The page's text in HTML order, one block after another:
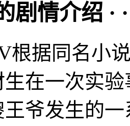
情介绍 · ·
据同名小说
生在一次实
王爷发生的